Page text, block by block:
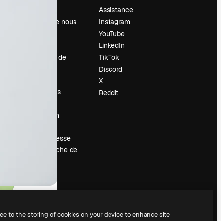
À propos de nous
Tendances de
Événements
Vendre mon
Salle de presse
À la recherche de
Assistance
Instagram
YouTube
LinkedIn
TikTok
Discord
X
Reddit
to the storing of cookies on your device to enhance site